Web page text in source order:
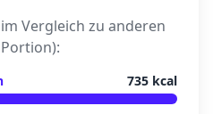
im Vergleich zu anderen
735 kcal